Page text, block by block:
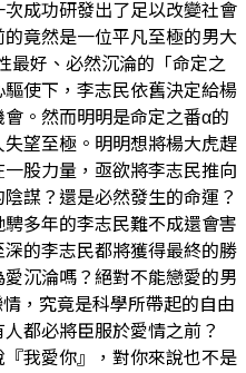
成功研發出了足以改變社會
竟然是一位平凡至極的男大
最好、必然沉淪的「命定之
使下，李志民依舊決定給楊
。然而明明是命定之番α的
望至極。明明想將楊大虎趕
股力量，亟欲將李志民推向
謀？還是必然發生的命運？
多年的李志民難不成還會害
的李志民都將獲得最終的勝
沉淪嗎？絕對不能戀愛的男
，究竟是科學所帶起的自由
都必將臣服於愛情之前？
『我愛你』，對你來說也不是